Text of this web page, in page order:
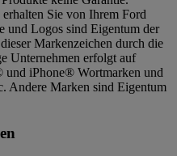
Sie von Ihrem Ford
und Logos sind Eigentum der
Markenzeichen durch die
Unternehmen erfolgt auf
iPhone® Wortmarken und
Andere Marken sind Eigentum